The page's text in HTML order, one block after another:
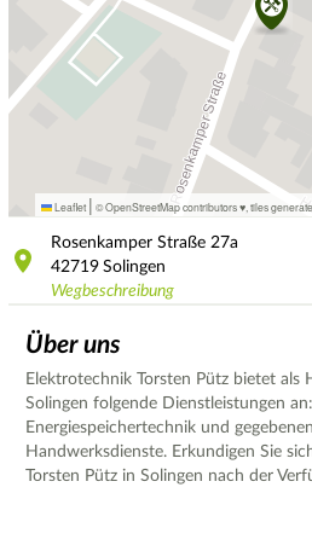
Leaflet | © OpenStreetMap contributors ♥, tiles
Rosenkamper Straße 27a
42719 Solingen
Wegbeschreibung
Über uns
Elektrotechnik Torsten Pütz bietet als
Solingen folgende Dienstleistungen
Energiespeichertechnik und
Handwerksdienste. Erkundigen Sie
Torsten Pütz in Solingen nach der